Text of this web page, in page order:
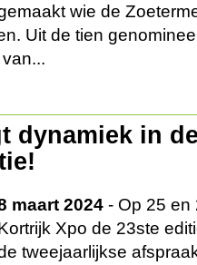
wie de
Uit de tien
dynamiek in
maart 2024 - Op 25 en
Xpo de 23ste
tweejaarlijkse